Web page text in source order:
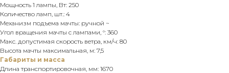
Мощность 1 лампы, Вт: 250
Количество ламп, шт.: 4
Механизм подъема мачты: ручной ~
Угол вращения мачты с лампами, °: 360
Макс. допустимая скорость ветра, км/ч: 80
Высота мачты максимальная, м: 7,5
Габариты и масса
Длина транспортировочная, мм: 1670